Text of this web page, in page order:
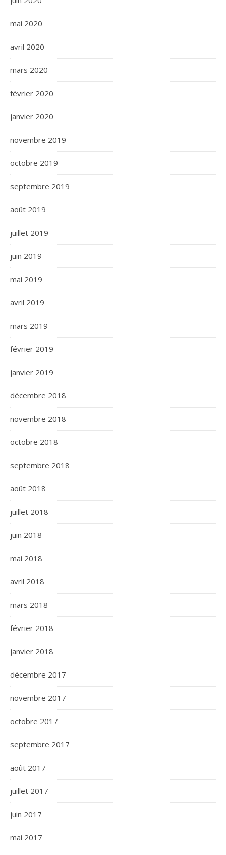
mai 2020
avril 2020
mars 2020
février 2020
janvier 2020
novembre 2019
octobre 2019
septembre 2019
août 2019
juillet 2019
juin 2019
mai 2019
avril 2019
mars 2019
février 2019
janvier 2019
décembre 2018
novembre 2018
octobre 2018
septembre 2018
août 2018
juillet 2018
juin 2018
mai 2018
avril 2018
mars 2018
février 2018
janvier 2018
décembre 2017
novembre 2017
octobre 2017
septembre 2017
août 2017
juillet 2017
juin 2017
mai 2017